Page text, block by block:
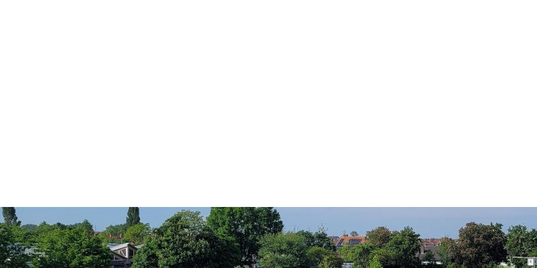
Anschrift und Bankverbindung
Stadt Hockenheim
Kontakt
Alle Ansprechpartner
Öffnungszeiten
Mo - Fr:
Mi:
08 - 12 Uhr
14 - 18 Uhr